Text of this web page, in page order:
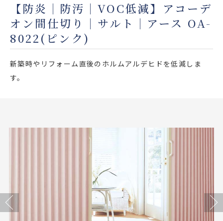
製品をさがす
店舗をさがす
私たちのこだわり
お気に入りリスト
【防炎｜防汚｜VOC低減】アコーデ
オン間仕切り｜サルト｜アース OA-
8022(ピンク)
新築時やリフォーム直後のホルムアルデヒドを低減しま
す。
Previous Next